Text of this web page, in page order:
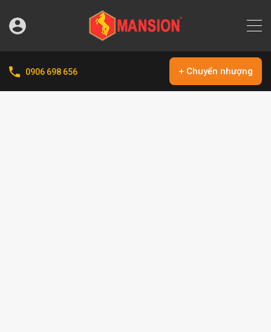
0906 698 656 + Chuyển nhượng